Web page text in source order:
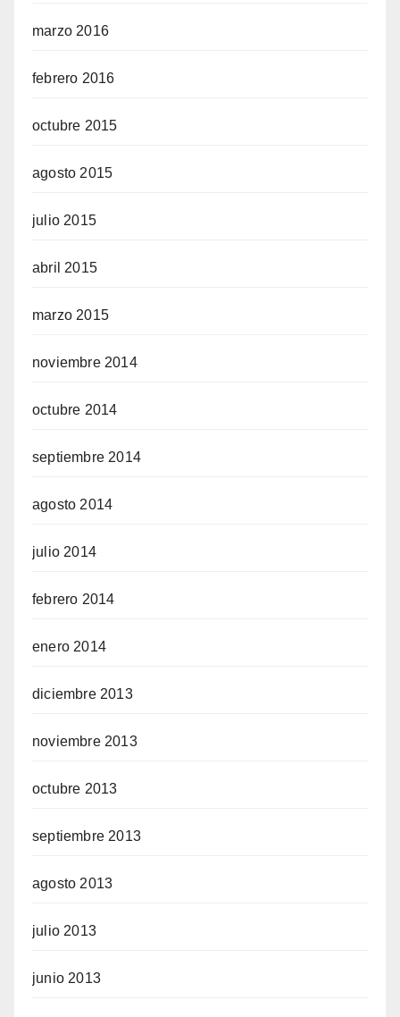
marzo 2016
febrero 2016
octubre 2015
agosto 2015
julio 2015
abril 2015
marzo 2015
noviembre 2014
octubre 2014
septiembre 2014
agosto 2014
julio 2014
febrero 2014
enero 2014
diciembre 2013
noviembre 2013
octubre 2013
septiembre 2013
agosto 2013
julio 2013
junio 2013